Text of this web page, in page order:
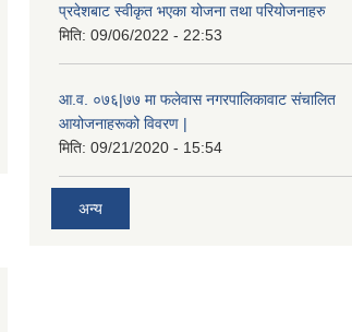
प्रदेशबाट स्वीकृत भएका योजना तथा परियोजनाहरु
मिति: 09/06/2022 - 22:53
आ.व. ०७६|७७ मा फलेवास नगरपालिकावाट संचालित
आयोजनाहरूको विवरण |
मिति: 09/21/2020 - 15:54
अन्य